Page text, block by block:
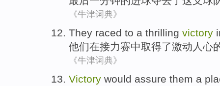
《牛津词典》
They raced to a thrilling victory
他们在接力赛中取得了激动人心
《牛津词典》
Victory would assure them a